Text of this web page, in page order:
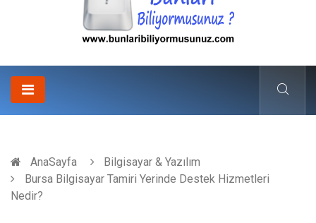
AnaSayfa
Bilgisayar & Yazılım
Bursa Bilgisayar Tamiri Yerinde Destek Hizmetleri
Nedir?